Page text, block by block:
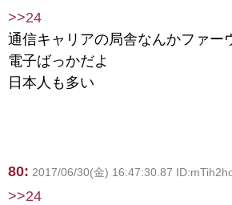
>>24
通信キャリアの局舎なんかファー
電子ばっかだよ
日本人も多い
80: 2017/06/30(金) 16:47:30.87
>>24